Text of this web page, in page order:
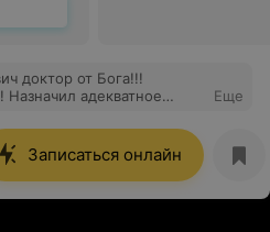
доктор от Бога!!!
адекватное
центре НЕО
Еще
Записаться онлайн